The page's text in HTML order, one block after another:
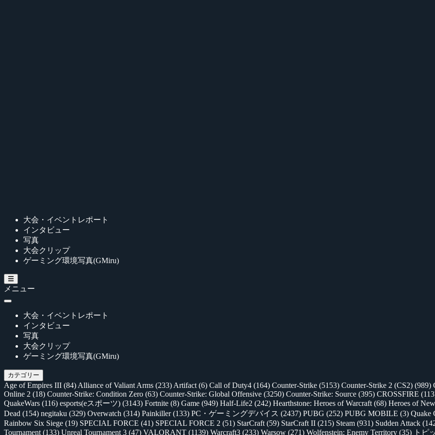
大会・イベントレポート
インタビュー
写真
大会クリップ
ゲーミング環境写真(GMiru)
メニュー
大会・イベントレポート
インタビュー
写真
大会クリップ
ゲーミング環境写真(GMiru)
カテゴリー
Age of Empires III (84) Alliance of Valiant Arms (233) Artifact (6) Call of Duty4 (164) Counter-Strike (5153) Counter-Strike 2 (CS2) (989)
Online 2 (18) Counter-Strike: Condition Zero (63) Counter-Strike: Global Offensive (3250) Counter-Strike: Source (395) CROSSFIRE
QuakeWars (116) esports(eスポーツ) (3143) Fortnite (8) Game (949) Half-Life2 (242) Hearthstone: Heroes of Warcraft (68) Heroes of
Dead (154) negitaku (329) Overwatch (314) Painkiller(133) PC・ゲーミングデバイス (2437) PUBG (252) PUBG MOBILE (3) Quake
Rainbow Six Siege (19) SPECIAL FORCE (41) SPECIAL FORCE 2 (51) StarCraft (59) StarCraft II (215) Steam (931) Sudden Attack
Tournament (133) Unreal Tournament 3 (47) VALORANT (1139) Warcraft3 (233) Warsow (271) Wolfenstein: Enemy Territory (35) トピ